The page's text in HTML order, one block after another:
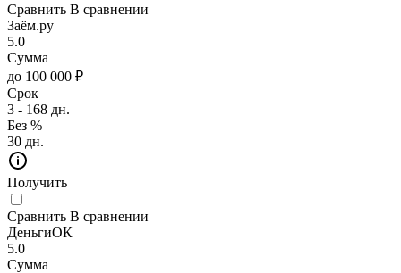
Сравнить В сравнении
Заём.ру
5.0
Сумма
до 100 000 ₽
Срок
3 - 168 дн.
Без %
30 дн.
Получить
Сравнить В сравнении
ДеньгиОК
5.0
Сумма